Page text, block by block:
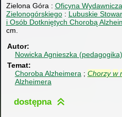
Zielona Góra : Oficyna
Zielonogórskiego: Lubuskie
i Osób Dotkniętych Chorobą
cm.
Autor
Nowicka Agnieszka (pedagogika).
Temat
Choroba Alzheimera
Chorzy w
Alzheimera
dostępna